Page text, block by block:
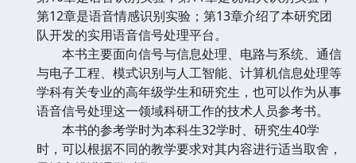
第12章是语音情感识别实验；第13章介绍了本研究团
队开发的实用语音信号处理平台。
本书主要面向信号与信息处理、电路与系统、通信
与电子工程、模式识别与人工智能、计算机信息处理等
学科有关专业的高年级学生和研究生，也可以作为从事
语音信号处理这一领域科研工作的技术人员参考书。
本书的参考学时为本科生32学时、研究生40学
时，可以根据不同的教学要求对其内容进行适当取舍，